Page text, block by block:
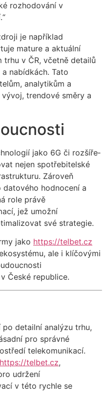
rozhodování v
je například
mature a aktuální
trhu v ČR, včetně detailů
nabídkách. Tato
analytikům a
trendové směry a
jako 6G či rozšíře­
nejen spotřebitelské
Zároveň
hodnocení a
role právě
jež umožní
své strategie.
jako https://telbet.cz
ale i klíčovými
České republice.
detailní analýzu trhu,
pro správné
telekomunikací.
https://telbet.cz,
udržení
v této rychle se